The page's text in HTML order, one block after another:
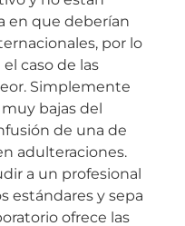
en que deberían
por lo
caso de las
Simplemente
bajas del
de una de
adulteraciones.
a un profesional
estándares y sepa
ofrece las